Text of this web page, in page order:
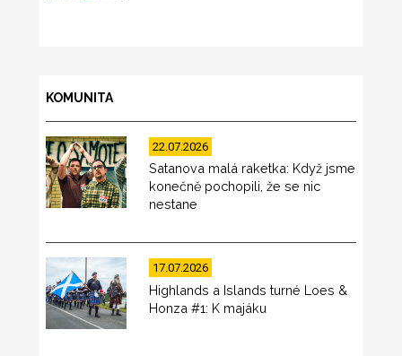
KOMUNITA
22.07.2026
Satanova malá raketka: Když jsme
konečně pochopili, že se nic
nestane
17.07.2026
Highlands a Islands turné Loes &
Honza #1: K majáku